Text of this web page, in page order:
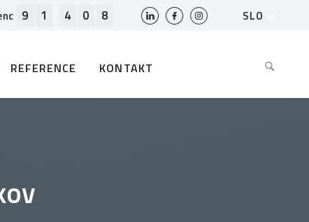
9 1 4 0 8
SLO
MK
REFERENCE KONTAKT